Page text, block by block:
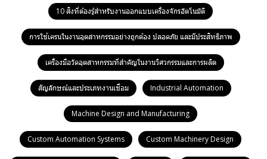
10 สิ่งที่ต้องรู้สำหรับงานออกแบบเครื่องจักรอัตโนมัติ
การใช้เครนในงานอุตสาหกรรมอย่างถูกต้อง ปลอดภัย และมีประสิทธิภาพ
เครื่องมือวัดอุตสาหกรรมที่สำคัญในงานวิศวกรรมและการผลิต
สัญลักษณ์และประเภทงานเชื่อม Industrial Automation
Machine Design and Manufacturing
Custom Automation Systems Custom Machinery Design